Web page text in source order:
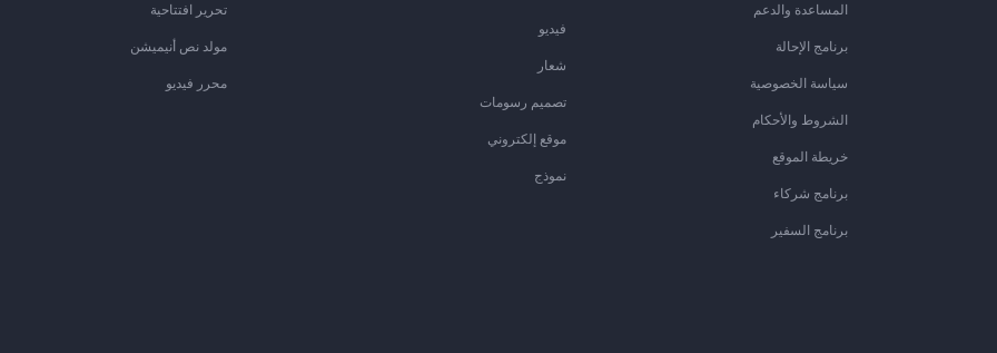
المساعدة والدعم
برنامج الإحالة
سياسة الخصوصية
الشروط والأحكام
خريطة الموقع
برنامج شركاء
برنامج السفير
فيديو
شعار
تصميم رسومات
موقع إلكتروني
نموذج
تحرير افتتاحية
مولد نص أنيميشن
محرر فيديو